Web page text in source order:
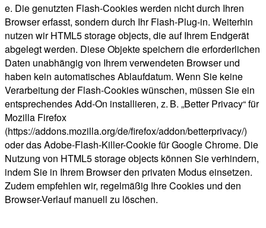
e. Die genutzten Flash-Cookies werden nicht durch Ihren
Browser erfasst, sondern durch Ihr Flash-Plug-in. Weiterhin
nutzen wir HTML5 storage objects, die auf Ihrem Endgerät
abgelegt werden. Diese Objekte speichern die erforderlichen
Daten unabhängig von Ihrem verwendeten Browser und
haben kein automatisches Ablaufdatum. Wenn Sie keine
Verarbeitung der Flash-Cookies wünschen, müssen Sie ein
entsprechendes Add-On installieren, z. B. „Better Privacy“ für
Mozilla Firefox
(https://addons.mozilla.org/de/firefox/addon/betterprivacy/)
oder das Adobe-Flash-Killer-Cookie für Google Chrome. Die
Nutzung von HTML5 storage objects können Sie verhindern,
indem Sie in Ihrem Browser den privaten Modus einsetzen.
Zudem empfehlen wir, regelmäßig Ihre Cookies und den
Browser-Verlauf manuell zu löschen.